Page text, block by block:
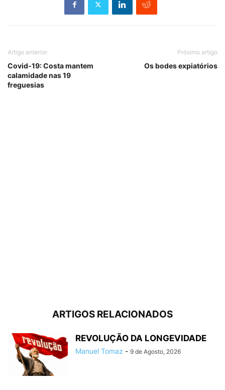
Artigo anterior
Covid-19: Costa mantem
calamidade nas 19
freguesias
Próximo artigo
Os bodes expiatórios
ARTIGOS RELACIONADOS
REVOLUÇÃO DA LONGEVIDADE
Manuel Tomaz - 9 de Agosto, 2026